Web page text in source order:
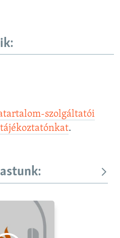
szolgáltatói
.